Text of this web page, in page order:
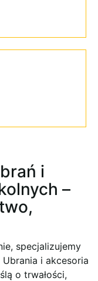
i
–
specjalizujemy
Ubrania i akcesoria
o trwałości,